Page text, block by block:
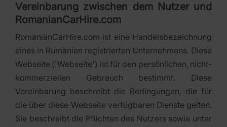
Vereinbarung zwischen dem Nutzer und
RomanianCarHire.com
RomanianCarHire.com ist eine Handelsbezeichnung
eines in Rumänien registrierten Unternehmens. Diese
Webseite ('Webseite') ist für den persönlichen, nicht-
kommerziellen Gebrauch bestimmt. Diese
Vereinbarung beschreibt die Bedingungen, die für
die über diese Webseite verfügbaren Dienste gelten.
Sie beschreibt die Pflichten des Nutzers sowie unter